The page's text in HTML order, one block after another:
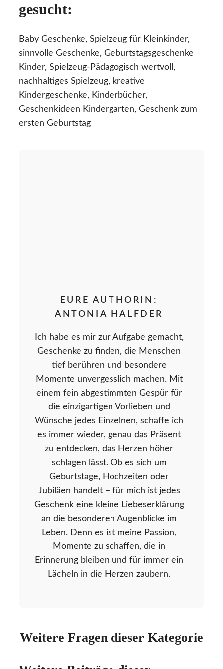
gesucht:
Baby Geschenke, Spielzeug für Kleinkinder,
sinnvolle Geschenke, Geburtstagsgeschenke
Kinder, Spielzeug-Pädagogisch wertvoll,
nachhaltiges Spielzeug, kreative
Kindergeschenke, Kinderbücher,
Geschenkideen Kindergarten, Geschenk zum
ersten Geburtstag
EURE AUTHORIN:
ANTONIA HALFDER
Ich habe es mir zur Aufgabe gemacht,
Geschenke zu finden, die Menschen
tief berühren und besondere
Momente unvergesslich machen. Mit
einem fein abgestimmten Gespür für
die einzigartigen Vorlieben und
Wünsche jedes Einzelnen, schaffe ich
es immer wieder, genau das Präsent
zu entdecken, das Herzen höher
schlagen lässt. Ob es sich um
Geburtstage, Hochzeiten oder
Jubiläen handelt – für mich ist jedes
Geschenk eine kleine Liebeserklärung
an die besonderen Augenblicke im
Leben. Denn es ist meine Passion,
Momente zu schaffen, die in
Erinnerung bleiben und für immer ein
Lächeln in die Herzen zaubern.
Weitere Fragen dieser Kategorie